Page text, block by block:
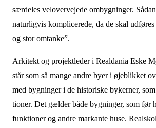
særdeles velovervejede ombygninger.
naturligvis komplicerede, da de skal
og stor omtanke”.
Arkitekt og projektleder i Realdania Eske
står som så mange andre byer i øjeblikket
med bygninger i de historiske bykerner,
tioner. Det gælder både bygninger, som før
funktioner og andre markante huse.